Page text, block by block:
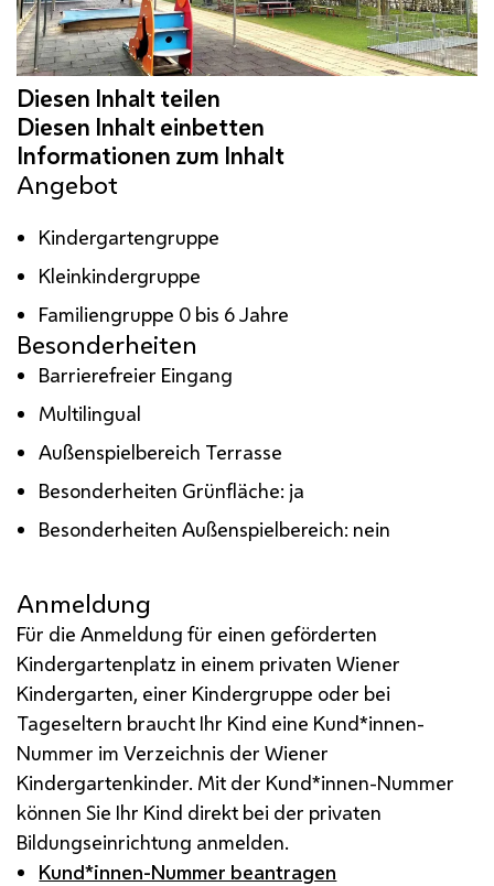
Angebot
Kindergartengruppe
Kleinkindergruppe
Familiengruppe 0 bis 6 Jahre
Besonderheiten
Barrierefreier Eingang
Multilingual
Außenspielbereich Terrasse
Besonderheiten Grünfläche: ja
Besonderheiten Außenspielbereich: nein
Anmeldung
Für die Anmeldung für einen geförderten
Kindergartenplatz in einem privaten Wiener
Kindergarten, einer Kindergruppe oder bei
Tageseltern braucht Ihr Kind eine Kund*innen-
Nummer im Verzeichnis der Wiener
Kindergartenkinder. Mit der Kund*innen-Nummer
können Sie Ihr Kind direkt bei der privaten
Bildungseinrichtung anmelden.
Kund*innen-Nummer beantragen